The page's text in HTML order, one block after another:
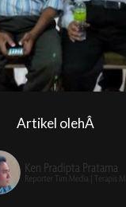
Artikel olehÂ